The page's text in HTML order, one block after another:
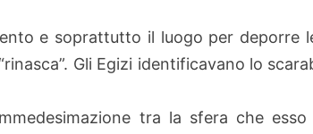
e soprattutto il luogo per deporre
Gli Egizi identificavano lo
tra la sfera che